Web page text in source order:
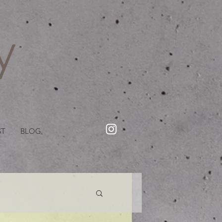
室・美容院【Creww KYOTO (クルー)】【cozy creww(コージークルー)】 京都市 ヘアサロン​
BLOG